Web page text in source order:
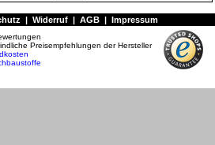
| Widerruf | AGB | Impressum
Preisempfehlungen der Hersteller